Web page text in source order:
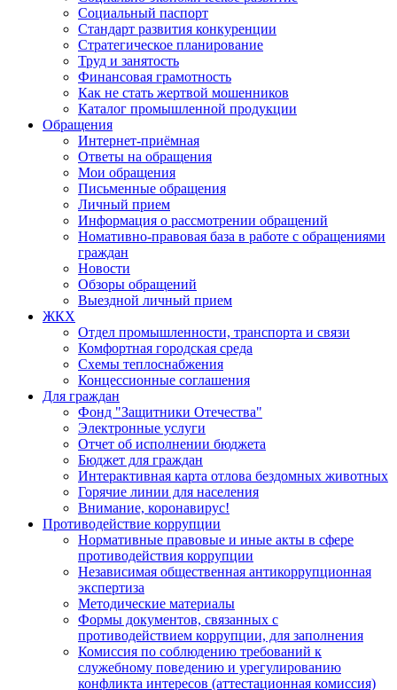
Социальный паспорт
Стандарт развития конкуренции
Стратегическое планирование
Труд и занятость
Финансовая грамотность
Как не стать жертвой мошенников
Каталог промышленной продукции
Обращения
Интернет-приёмная
Ответы на обращения
Мои обращения
Письменные обращения
Личный прием
Информация о рассмотрении обращений
Номативно-правовая база в работе с обращениями
граждан
Новости
Обзоры обращений
Выездной личный прием
ЖКХ
Отдел промышленности, транспорта и связи
Комфортная городская среда
Схемы теплоснабжения
Концессионные соглашения
Для граждан
Фонд "Защитники Отечества"
Электронные услуги
Отчет об исполнении бюджета
Бюджет для граждан
Интерактивная карта отлова бездомных животных
Горячие линии для населения
Внимание, коронавирус!
Противодействие коррупции
Нормативные правовые и иные акты в сфере
противодействия коррупции
Независимая общественная антикоррупционная
экспертиза
Методические материалы
Формы документов, связанных с
противодействием коррупции, для заполнения
Комиссия по соблюдению требований к
служебному поведению и урегулированию
конфликта интересов (аттестационная комиссия)